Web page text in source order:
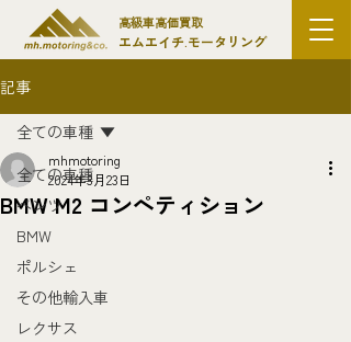
高級車高価買取
エムエイチ.モータリング
記事
全ての車種
ベンツ
BMW
ポルシェ
その他輸入車
レクサス
全ての車種
BMW M2 コンペティション
mhmotoring
2024年3月23日